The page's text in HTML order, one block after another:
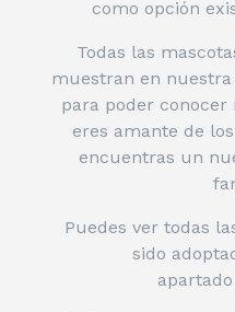
como opción
Todas las
muestran en
para poder conocer
eres amante de
encuentras un
Puedes ver todas
sido
apartado